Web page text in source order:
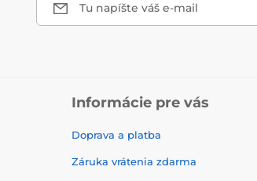
Tu napíšte váš e-mail
Informácie pre vás
Doprava a platba
Záruka vrátenia zdarma